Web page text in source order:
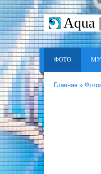
Aqua
ФОТО
Главная »